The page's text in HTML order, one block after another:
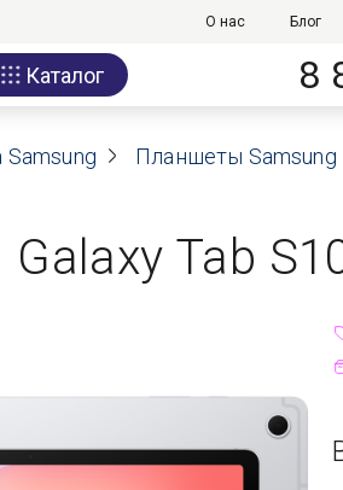
О нас Блог
Каталог 8
Samsung Планшеты Samsung
Galaxy Tab